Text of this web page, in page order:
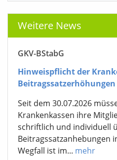
Weitere News
GKV-BStabG
Hinweispflicht der
Seit dem 30.07.2026
Krankenkassen ihre
schriftlich und individuell
Beitragssatzanhebungen
Wegfall ist im... mehr